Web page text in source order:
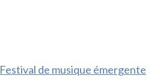
Festival de musique émergente